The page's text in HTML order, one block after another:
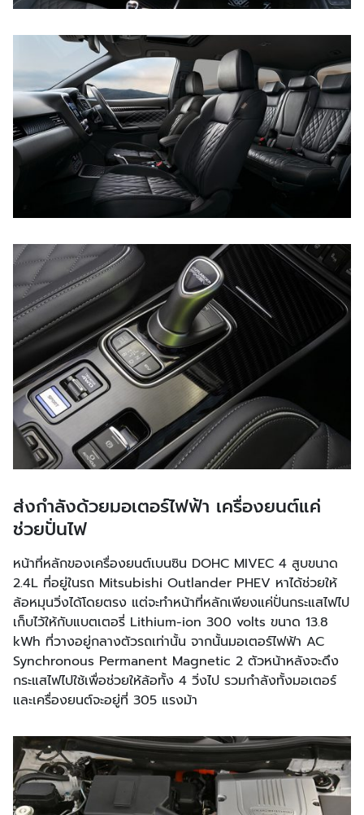
ส่งกำลังด้วยมอเตอร์ไฟฟ้า เครื่องยนต์แค่
ช่วยปั่นไฟ
หน้าที่หลักของเครื่องยนต์เบนซิน DOHC MIVEC 4 สูบขนาด
2.4L ที่อยู่ในรถ Mitsubishi Outlander PHEV หาได้ช่วยให้
ล้อหมุนวิ่งได้โดยตรง แต่จะทำหน้าที่หลักเพียงแค่ปั่นกระแสไฟไป
เก็บไว้ให้กับแบตเตอรี่ Lithium-ion 300 volts ขนาด 13.8
kWh ที่วางอยู่กลางตัวรถเท่านั้น จากนั้นมอเตอร์ไฟฟ้า AC
Synchronous Permanent Magnetic 2 ตัวหน้าหลังจะดึง
กระแสไฟไปใช้เพื่อช่วยให้ล้อทั้ง 4 วิ่งไป รวมกำลังทั้งมอเตอร์
และเครื่องยนต์จะอยู่ที่ 305 แรงม้า